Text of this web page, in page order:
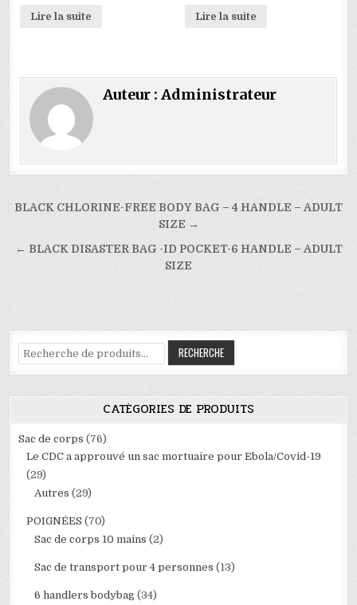
Lire la suite Lire la suite
Auteur :Administrateur
Navigation
l’article
BLACK CHLORINE-FREE BODY BAG – 4 HANDLE – ADULT
SIZE →
← BLACK DISASTER BAG -ID POCKET-6 HANDLE – ADULT
SIZE
Recherche
pour :
RECHERCHE
CATÉGORIES DE PRODUITS
Sac de corps (76)
Le CDC a approuvé un sac mortuaire pour Ebola/Covid-19
(29)
Autres (29)
POIGNÉES (70)
Sac de corps 10 mains (2)
Sac de transport pour 4 personnes (13)
6 handlers bodybag (34)